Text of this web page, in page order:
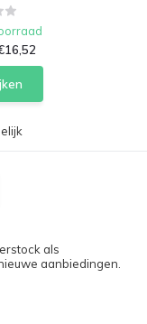
als
aanbiedingen.